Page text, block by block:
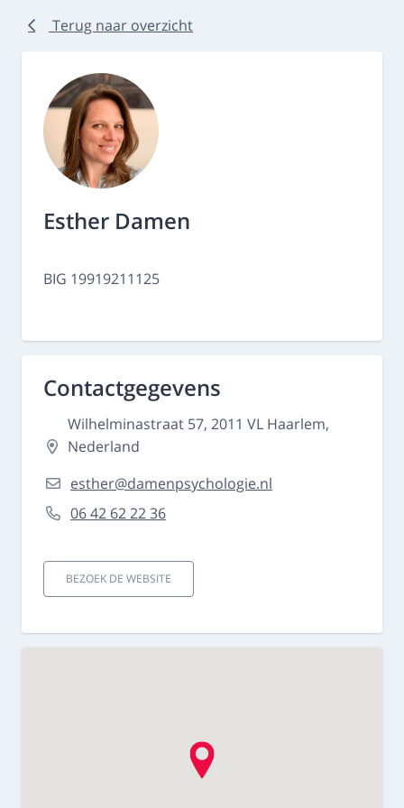
Terug naar overzicht
Esther Damen
BIG 19919211125
Contactgegevens
Wilhelminastraat 57, 2011 VL Haarlem,
Nederland
esther@damenpsychologie.nl
06 42 62 22 36
BEZOEK DE WEBSITE